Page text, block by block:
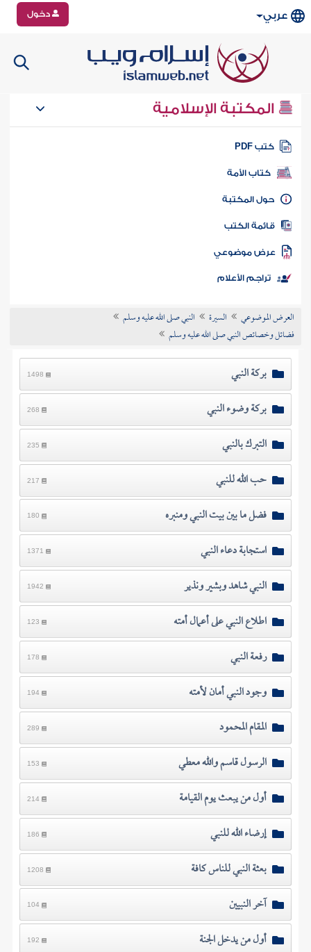
عربي دخول
المكتبة الإسلامية
كتب PDF
كتاب الأمة
المكتبة
الكتب
موضوعي
تراجم الأعلام
العرض الموضوعي السيرة
النبي صلى الله عليه وسلم
فضائل وخصائص النبي صلى الله عليه وسلم
بركة النبي 1498
بركة وضوء النبي 268
التبرك بالنبي 235
حب الله للنبي 217
فضل ما بين بيت النبي ومنبره 180
استجابة دعاء النبي 1371
النبي شاهد وبشير ونذير 1942
اطلاع النبي على أعمال أمته 123
رفعة النبي 178
وجود النبي أمان لأمته 194
المقام المحمود 289
الرسول قاسم والله معطي 153
أول من يبعث يوم القيامة 214
إرضاء الله للنبي 186
بعثة النبي للناس كافة 1208
آخر النبيين 104
أول من يدخل الجنة 192